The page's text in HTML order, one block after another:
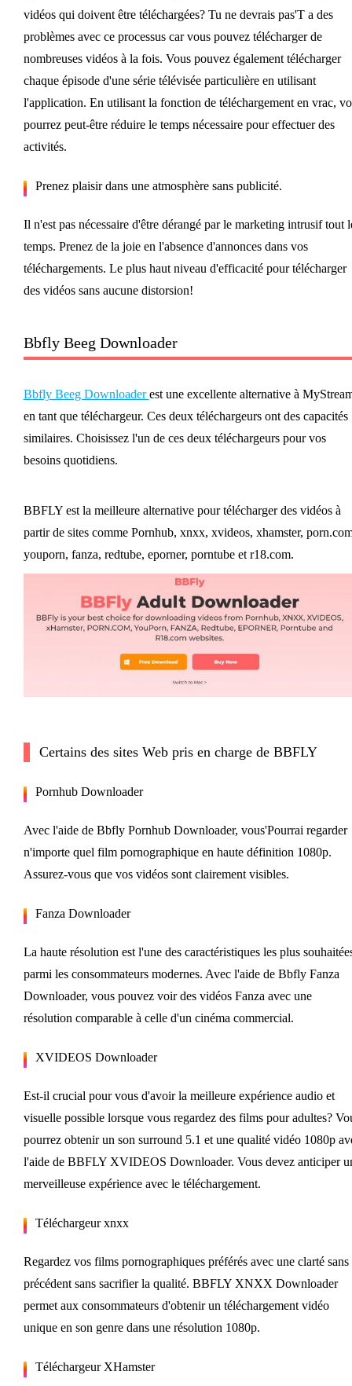
vidéos qui doivent être téléchargées? Tu ne devrais pas'T a des
problèmes avec ce processus car vous pouvez télécharger de
nombreuses vidéos à la fois. Vous pouvez également télécharger
chaque épisode d'une série télévisée particulière en utilisant
l'application. En utilisant la fonction de téléchargement en vrac,
pourrez peut-être réduire le temps nécessaire pour effectuer des
activités.
Prenez plaisir dans une atmosphère sans publicité.
Il n'est pas nécessaire d'être dérangé par le marketing intrusif tout
temps. Prenez de la joie en l'absence d'annonces dans vos
téléchargements. Le plus haut niveau d'efficacité pour télécharger
des vidéos sans aucune distorsion!
Bbfly Beeg Downloader
Bbfly Beeg Downloaderest une excellente alternative à
en tant que téléchargeur. Ces deux téléchargeurs ont des capacités
similaires. Choisissez l'un de ces deux téléchargeurs pour vos
besoins quotidiens.
BBFLY est la meilleure alternative pour télécharger des vidéos à
partir de sites comme Pornhub, xnxx, xvideos, xhamster,
youporn, fanza, redtube, eporner, porntube et r18.com.
Certains des sites Web pris en charge de BBFLY
Pornhub Downloader
Avec l'aide de Bbfly Pornhub Downloader, vous'Pourrai regarder
n'importe quel film pornographique en haute définition 1080p.
Assurez-vous que vos vidéos sont clairement visibles.
Fanza Downloader
La haute résolution est l'une des caractéristiques les plus
parmi les consommateurs modernes. Avec l'aide de Bbfly Fanza
Downloader, vous pouvez voir des vidéos Fanza avec une
résolution comparable à celle d'un cinéma commercial.
XVIDEOS Downloader
Est-il crucial pour vous d'avoir la meilleure expérience audio et
visuelle possible lorsque vous regardez des films pour adultes?
pourrez obtenir un son surround 5.1 et une qualité vidéo 1080p
l'aide de BBFLY XVIDEOS Downloader. Vous devez anticiper
merveilleuse expérience avec le téléchargement.
Téléchargeur xnxx
Regardez vos films pornographiques préférés avec une clarté sans
précédent sans sacrifier la qualité. BBFLY XNXX Downloader
permet aux consommateurs d'obtenir un téléchargement vidéo
unique en son genre dans une résolution 1080p.
Téléchargeur XHamster